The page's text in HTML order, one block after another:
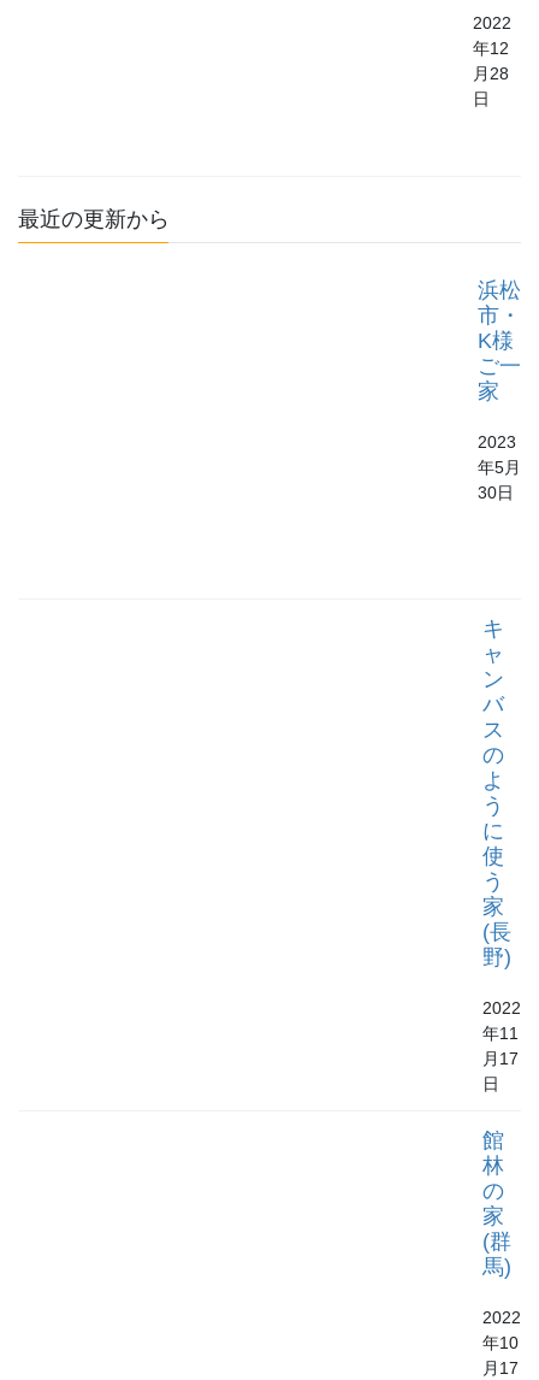
2022
年12
月28
日
最近の更新から
浜松
市・
K様
ご一
家
2023
年5月
30日
キ
ャ
ン
バ
ス
の
よ
う
に
使
う
家
(長
野)
2022
年11
月17
日
館
林
の
家
(群
馬)
2022
年10
月17